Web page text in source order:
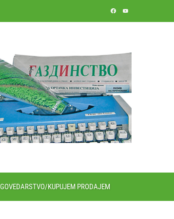
GOVEDARSTVO/KUPUJEM PRODAJEM